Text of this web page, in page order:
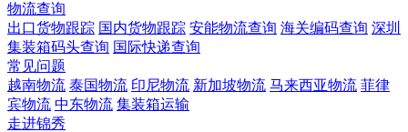
物流查询
出口货物跟踪 国内货物跟踪 安能物流查询 海关编码查询 深圳
集装箱码头查询 国际快递查询
常见问题
越南物流 泰国物流 印尼物流 新加坡物流 马来西亚物流 菲律
宾物流 中东物流 集装箱运输
走进锦秀